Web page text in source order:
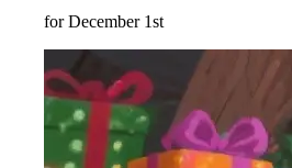
for December 1st